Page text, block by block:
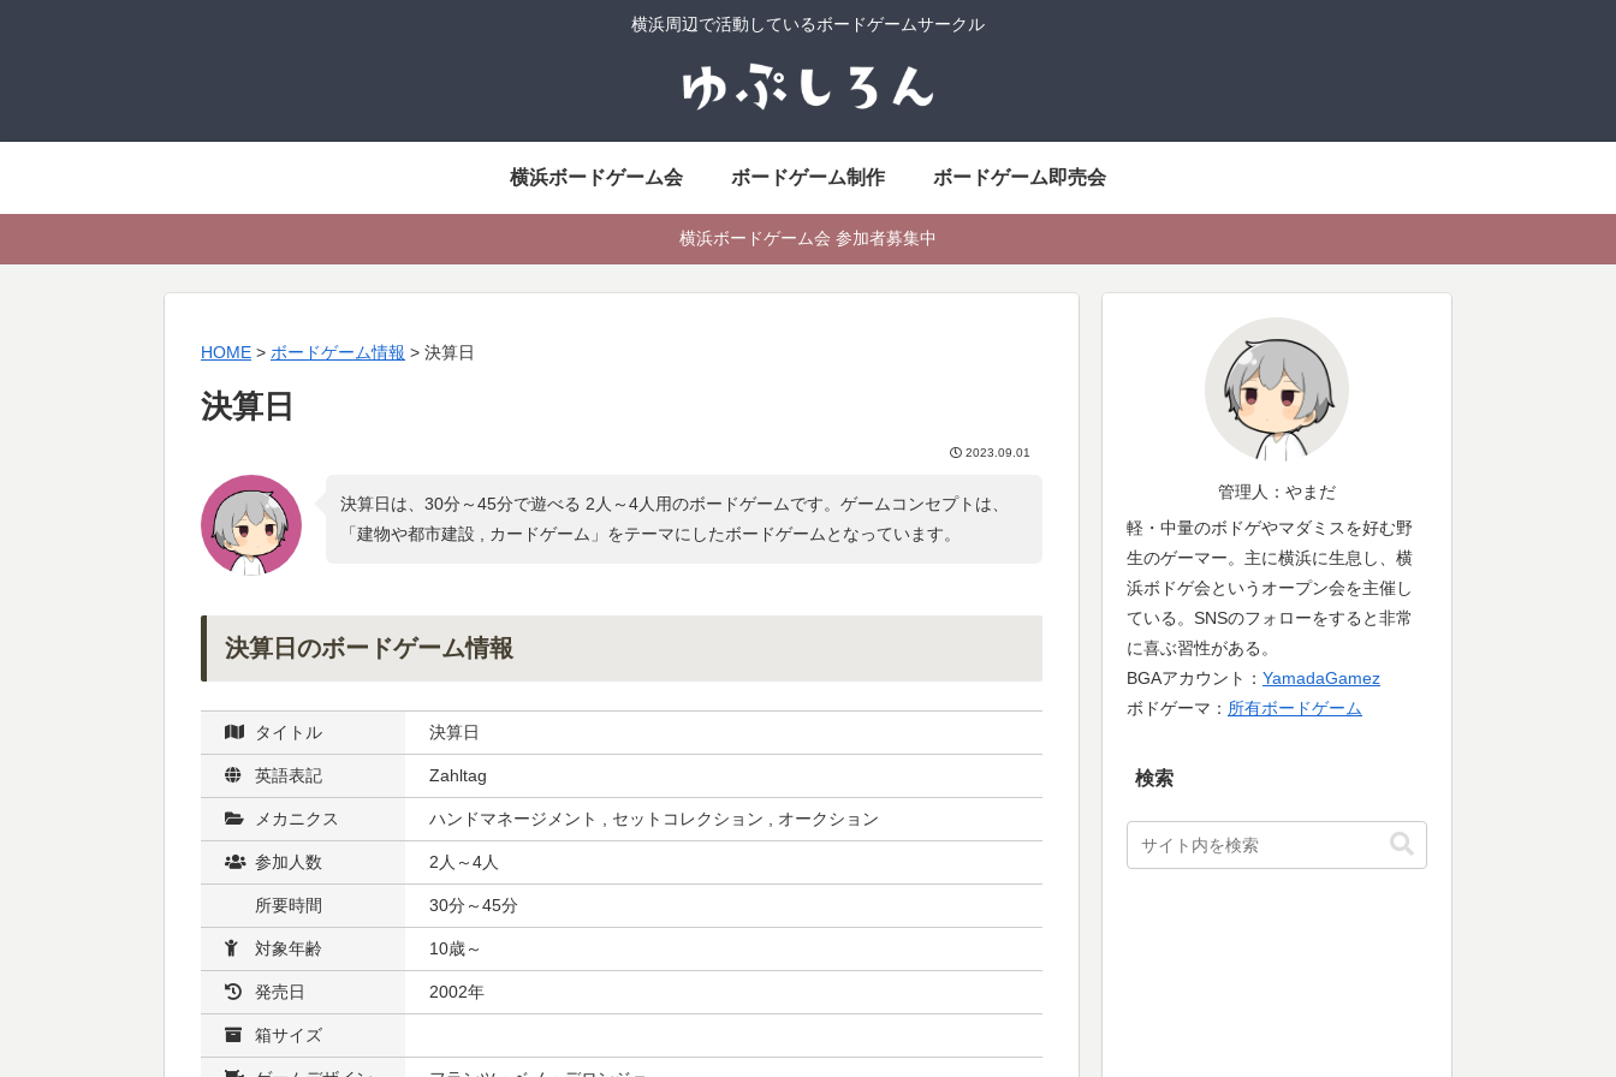
横浜周辺で活動しているボードゲームサークル
横浜ボードゲーム会 ボードゲーム制作 ボードゲーム即売会
横浜ボードゲーム会 参加者募集中
HOME > ボードゲーム情報 > 決算日
決算日
2023.09.01
決算日は、30分～45分で遊べる 2人～4人用のボードゲームです。ゲームコンセプトは、
「建物や都市建設 , カードゲーム 」をテーマにしたボードゲームとなっています。
決算日のボードゲーム情報
タイトル 決算日
英語表記 Zahltag
メカニクス ハンドマネージメント , セットコレクション , オークション
参加人数 2人～4人
所要時間 30分～45分
対象年齢 10歳～
発売日 2002年
箱サイズ
管理人：やまだ
軽・中量のボドゲやマダミスを好む野
生のゲーマー。主に横浜に生息し、横
浜ボドゲ会というオープン会を主催し
ている。SNSのフォローをすると非常
に喜ぶ習性がある。
BGAアカウント： YamadaGamez
ボドゲーマ： 所有ボードゲーム
検索